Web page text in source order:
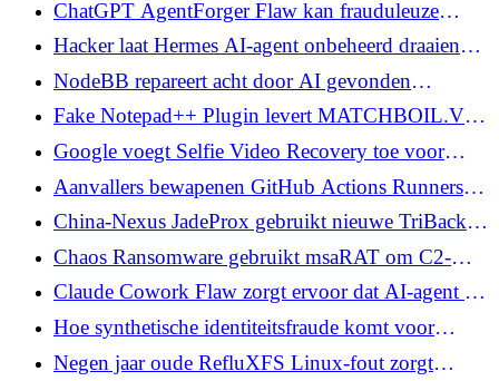
domeincontroller
ChatGPT AgentForger Flaw kan frauduleuze
Workspace-agenten inzetten via een phishing-link
Hacker laat Hermes AI-agent onbeheerd draaien
voor post-exploitatie bij het Thaise ministerie van
Financiën
NodeBB repareert acht door AI gevonden
gebreken die beheerderstoegang en privéchats
blootleggen
Fake Notepad++ Plugin levert MATCHBOIL.V2
in UAC-0099-aanvallen
Google voegt Selfie Video Recovery toe voor
gebruikers die geen toegang meer hebben tot hun
accounts
Aanvallers bewapenen GitHub Actions Runners
om zich te richten op cPanel- en WHM-servers
China-Nexus JadeProx gebruikt nieuwe TriBack
Loader bij aanvallen op de overheid en de
gezondheidszorg
Chaos Ransomware gebruikt msaRAT om C2-
verkeer door Headless Chrome en Edge te leiden
Claude Cowork Flaw zorgt ervoor dat AI-agent uit
zijn VM kan ontsnappen en toegang kan krijgen
tot Mac-bestanden
Hoe synthetische identiteitsfraude komt voor
machine-identiteiten
Negen jaar oude RefluXFS Linux-fout zorgt